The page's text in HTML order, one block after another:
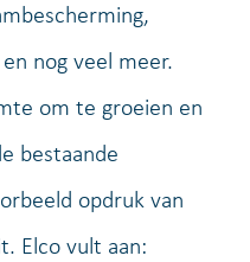
nog veel meer.
om te groeien en
bestaande
opdruk van
Elco vult aan: